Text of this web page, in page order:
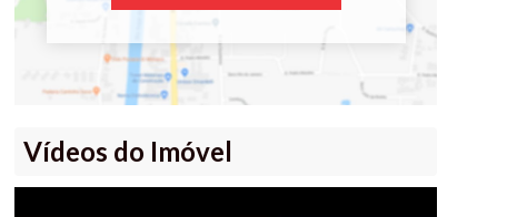
Vídeos do Imóvel